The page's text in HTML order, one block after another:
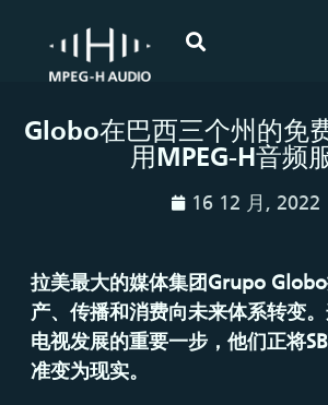
Globo在巴西三个州的免
用MPEG-H音频
16 12 月, 2022
拉美最大的媒体集团Grupo Globo
产、传播和消费向未来体系转变
电视发展的重要一步，他们正将
准变为现实。